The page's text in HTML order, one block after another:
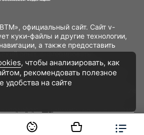
официальный сайт. Сайт v-
куки-файлы и другие технологии,
а также предоставить
опыт, анализировать
продуктов и услуг, повысить
маркетинговых активностей. Если
пользовательские данные
ограничьте их использование
, чтобы анализировать, как
рекомендовать полезное
удобства на сайте